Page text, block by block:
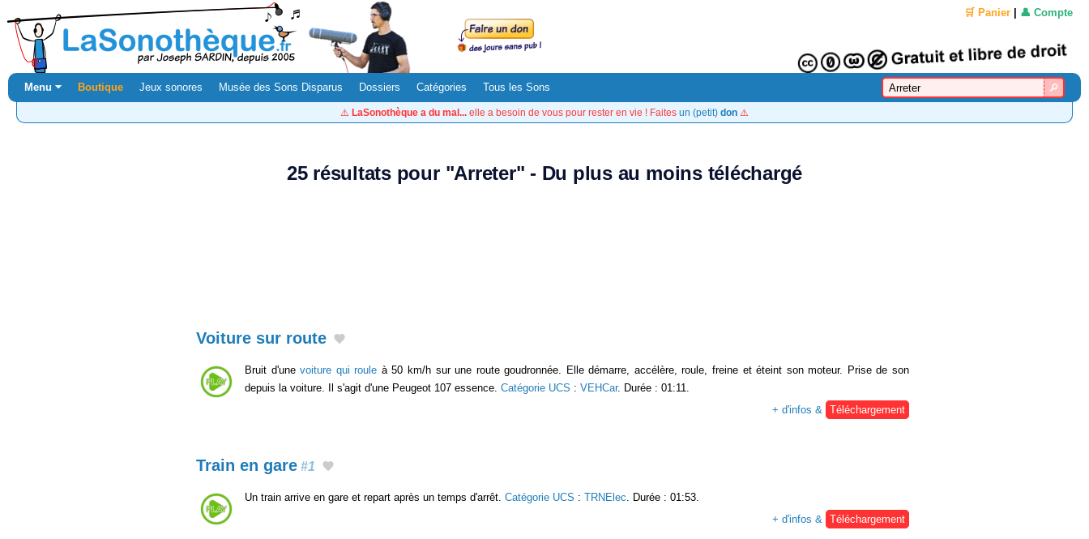
🛒 Panier 👤 Compte
Menu ⏷ Boutique Jeux sonores Musée des Sons Disparus Dossiers Catégories Tous les Sons
⚠️ LaSonothèque a du mal... elle a besoin de vous pour rester en vie ! Faites un (petit) don ⚠️
25 résultats pour "Arreter" - Du plus au moins téléchargé
Voiture sur route
Bruit d'unevoiture qui roule à 50 km/h sur une route goudronnée. Elle démarre, accélère, roule, freine et éteint son moteur. Prise de son
depuis la voiture. Il s'agit d'une Peugeot 107 essence. Catégorie UCS : VEHCar. Durée : 01:11.
+ d'infos &
Téléchargement
Train en gare #1
Un train arrive en gare et repart après un temps d'arrêt. Catégorie UCS : TRNElec . Durée : 01:53.
+ d'infos &
Téléchargement